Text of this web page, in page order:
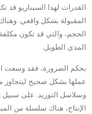
القدرات لهذا السيناريو قد
المقبولة بشكل واقعي.
الحجم، والتي قد تكون
المدى الطويل.
بحكم الضرورة، فقد وسعت
عملها بشكل صحيح ليتجاوز
وسلاسل التوريد. على سبيل
الإنتاج، هناك سلسلة من